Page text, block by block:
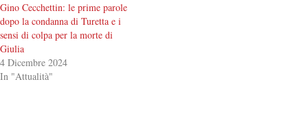
Gino Cecchettin: le prime parole
dopo la condanna di Turetta e i
sensi di colpa per la morte di
Giulia
4 Dicembre 2024
In "Attualità"